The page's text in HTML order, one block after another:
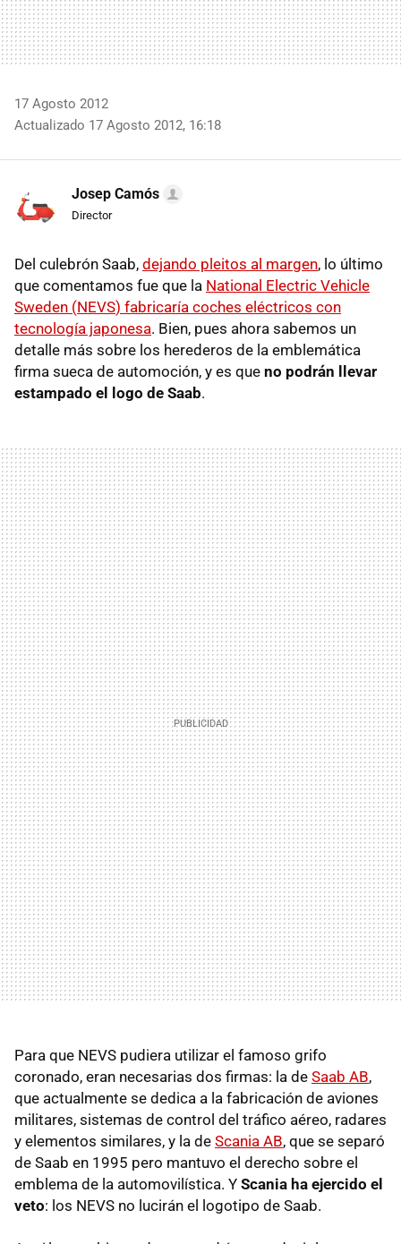
17 Agosto 2012
Actualizado 17 Agosto 2012, 16:18
Josep Camós
Director
Del culebrón Saab, dejando pleitos al margen, lo último
que comentamos fue que la National Electric Vehicle
Sweden (NEVS) fabricaría coches eléctricos con
tecnología japonesa. Bien, pues ahora sabemos un
detalle más sobre los herederos de la emblemática
firma sueca de automoción, y es que no podrán llevar
estampado el logo de Saab.
Para que NEVS pudiera utilizar el famoso grifo
coronado, eran necesarias dos firmas: la de Saab AB,
que actualmente se dedica a la fabricación de aviones
militares, sistemas de control del tráfico aéreo, radares
y elementos similares, y la de Scania AB, que se separó
de Saab en 1995 pero mantuvo el derecho sobre el
emblema de la automovilística. Y Scania ha ejercido el
veto: los NEVS no lucirán el logotipo de Saab.